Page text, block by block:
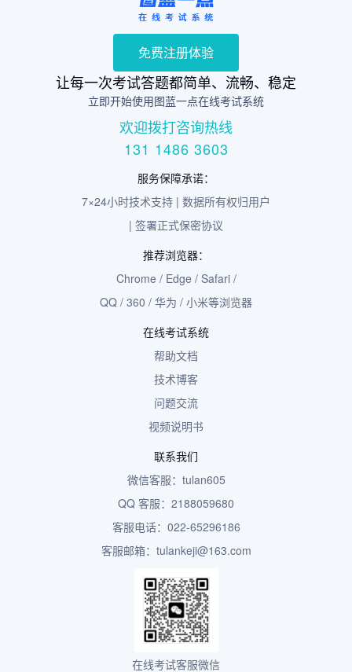
免费注册体验
让每一次考试答题都简单、流畅、稳定
立即开始使用图蓝一点在线考试系统
欢迎拨打咨询热线
131 1486 3603
服务保障承诺：
7×24小时技术支持 | 数据所有权归用户
| 签署正式保密协议
推荐浏览器：
Chrome / Edge / Safari /
QQ / 360 / 华为 / 小米等浏览器
在线考试系统
帮助文档
技术博客
问题交流
视频说明书
联系我们
微信客服：tulan605
QQ 客服：2188059680
客服电话：022-65296186
客服邮箱：tulankeji@163.com
在线考试客服微信